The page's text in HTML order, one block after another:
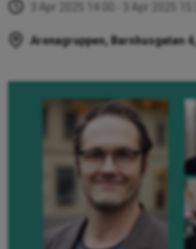
3 Apr 2025 14:00 - 3 Apr 2025
Arenagruppen, Barnhusgatan